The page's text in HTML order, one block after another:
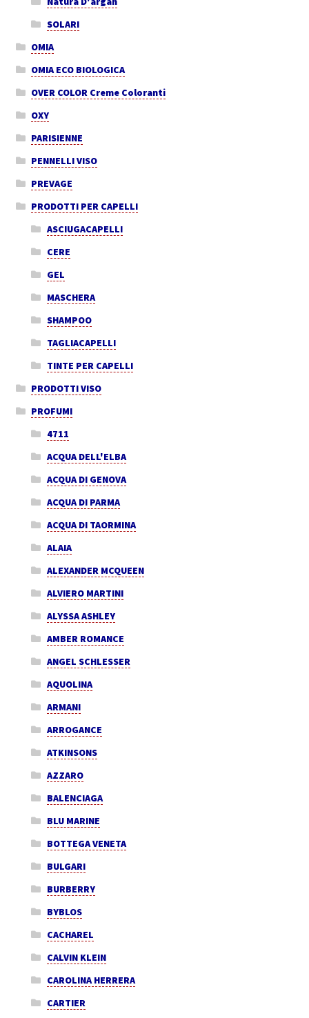
SOLARI
OMIA
OMIA ECO BIOLOGICA
OVER COLOR Creme Coloranti
OXY
PARISIENNE
PENNELLI VISO
PREVAGE
PRODOTTI PER CAPELLI
ASCIUGACAPELLI
CERE
GEL
MASCHERA
SHAMPOO
TAGLIACAPELLI
TINTE PER CAPELLI
PRODOTTI VISO
PROFUMI
4711
ACQUA DELL'ELBA
ACQUA DI GENOVA
ACQUA DI PARMA
ACQUA DI TAORMINA
ALAIA
ALEXANDER MCQUEEN
ALVIERO MARTINI
ALYSSA ASHLEY
AMBER ROMANCE
ANGEL SCHLESSER
AQUOLINA
ARMANI
ARROGANCE
ATKINSONS
AZZARO
BALENCIAGA
BLU MARINE
BOTTEGA VENETA
BULGARI
BURBERRY
BYBLOS
CACHAREL
CALVIN KLEIN
CAROLINA HERRERA
CARTIER